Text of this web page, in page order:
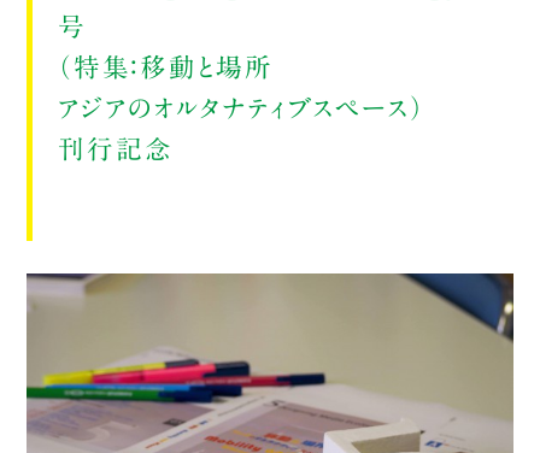
号
（特集：移動と場所
アジアのオルタナティブスペース）
刊行記念